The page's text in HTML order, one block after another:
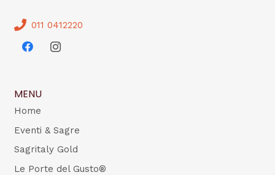
011 0412220
MENU
Home
Eventi & Sagre
Sagritaly Gold
Le Porte del Gusto®